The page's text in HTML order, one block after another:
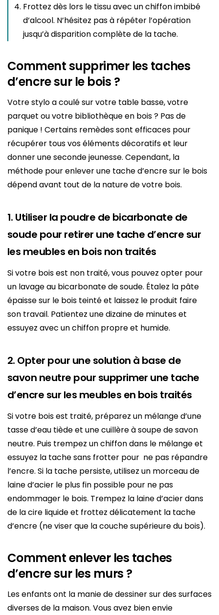
Frottez dès lors le tissu avec un chiffon imbibé
d’alcool. N’hésitez pas à répéter l’opération
jusqu’à disparition complète de la tache.
Comment supprimer les taches
d’encre sur le bois ?
Votre stylo a coulé sur votre table basse, votre
parquet ou votre bibliothèque en bois ? Pas de
panique ! Certains remèdes sont efficaces pour
récupérer tous vos éléments décoratifs et leur
donner une seconde jeunesse. Cependant, la
méthode pour enlever une tache d’encre sur le bois
dépend avant tout de la nature de votre bois.
1. Utiliser la poudre de bicarbonate de
soude pour retirer une tache d’encre sur
les meubles en bois non traités
Si votre bois est non traité, vous pouvez opter pour
un lavage au bicarbonate de soude. Étalez la pâte
épaisse sur le bois teinté et laissez le produit faire
son travail. Patientez une dizaine de minutes et
essuyez avec un chiffon propre et humide.
2. Opter pour une solution à base de
savon neutre pour supprimer une tache
d’encre sur les meubles en bois traités
Si votre bois est traité, préparez un mélange d’une
tasse d’eau tiède et une cuillère à soupe de savon
neutre. Puis trempez un chiffon dans le mélange et
essuyez la tache sans frotter pour ne pas répandre
l’encre. Si la tache persiste, utilisez un morceau de
laine d’acier le plus fin possible pour ne pas
endommager le bois. Trempez la laine d’acier dans
de la cire liquide et frottez délicatement la tache
d’encre (ne viser que la couche supérieure du bois).
Comment enlever les taches
d’encre sur les murs ?
Les enfants ont la manie de dessiner sur des surfaces
diverses de la maison. Vous avez bien envie